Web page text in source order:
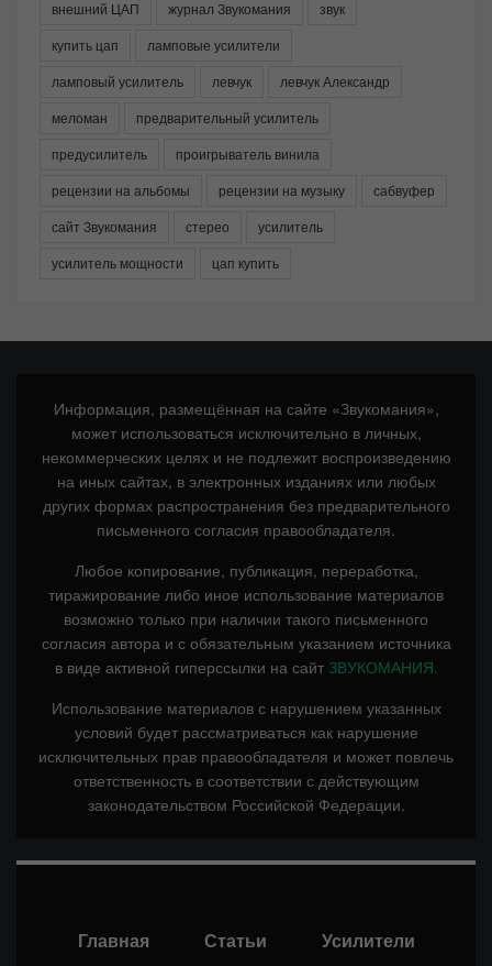
внешний ЦАП
журнал Звукомания
звук
купить цап
ламповые усилители
ламповый усилитель
левчук
левчук Александр
меломан
предварительный усилитель
предусилитель
проигрыватель винила
рецензии на альбомы
рецензии на музыку
сабвуфер
сайт Звукомания
стерео
усилитель
усилитель мощности
цап купить
Информация, размещённая на сайте «Звукомания»,
может использоваться исключительно в личных,
некоммерческих целях и не подлежит воспроизведению
на иных сайтах, в электронных изданиях или любых
других формах распространения без предварительного
письменного согласия правообладателя.
Любое копирование, публикация, переработка,
тиражирование либо иное использование материалов
возможно только при наличии такого письменного
согласия автора и с обязательным указанием источника
в виде активной гиперссылки на сайт ЗВУКОМАНИЯ.
Использование материалов с нарушением указанных
условий будет рассматриваться как нарушение
исключительных прав правообладателя и может повлечь
ответственность в соответствии с действующим
законодательством Российской Федерации.
Главная Статьи Усилители